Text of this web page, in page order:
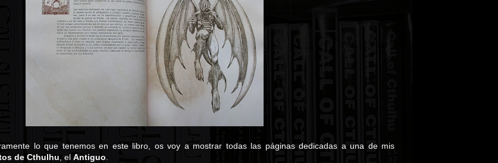
lo que tenemos en este libro, os voy a mostrar todas las páginas dedicadas a una de mis
de Cthulhu , el Antiguo